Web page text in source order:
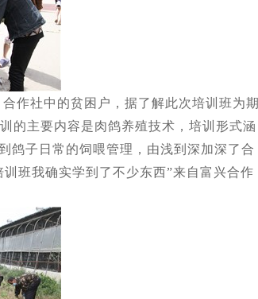
社中的贫困户，据了解此次培训班为期
的主要内容是肉鸽养殖技术，培训形式涵
鸽子日常的饲喂管理，由浅到深加深了合
班我确实学到了不少东西”来自富兴合作